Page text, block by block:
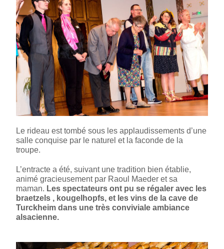
Le rideau est tombé sous les applaudissements d’une
salle conquise par le naturel et la faconde de la
troupe.
L’entracte a été, suivant une tradition bien établie,
animé gracieusement par Raoul Maeder et sa
maman. Les spectateurs ont pu se régaler avec les
braetzels , kougelhopfs, et les vins de la cave de
Turckheim dans une très conviviale ambiance
alsacienne.